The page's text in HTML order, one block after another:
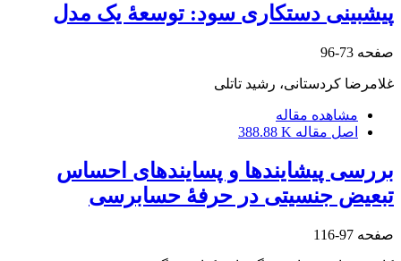
پیش‎بینی دستکاری سود: توسعۀ یک مدل
صفحه 73-96
غلامرضا کردستانی، رشید تاتلی
مشاهده مقاله
اصل مقاله 388.88 K
بررسی پیشایندها و پسایندهای احساس
تبعیض جنسیتی در حرفۀ حسابرسی
صفحه 97-116